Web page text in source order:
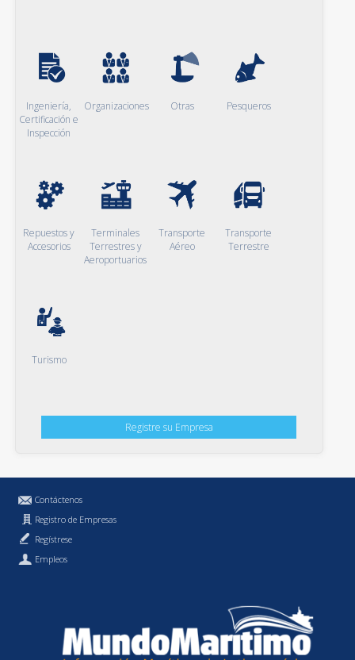
Ingeniería,
Certificación e
Inspección
Organizaciones Otras Pesqueros
Repuestos y
Accesorios
Terminales
Terrestres y
Aeroportuarios
Transporte
Aéreo
Transporte
Terrestre
Turismo
Registre su Empresa
Contáctenos
Registro de Empresas
Regístrese
Empleos